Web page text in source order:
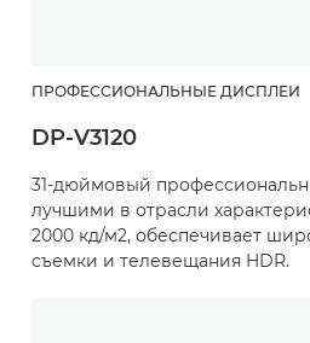
ПРОФЕССИОНАЛЬНЫЕ ДИСПЛЕИ
DP-V3120
31-дюймовый
лучшими в отрасли
2000 кд/м2, обеспечивает
съемки и телевещания HDR.